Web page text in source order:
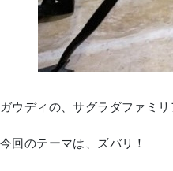
ガウディの、サグラダファミ
今回のテーマは、ズバリ！